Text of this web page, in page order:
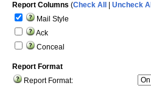
Report Columns (Check All Uncheck All
Mail Style
Ack
Conceal
Report Format
Report Format: